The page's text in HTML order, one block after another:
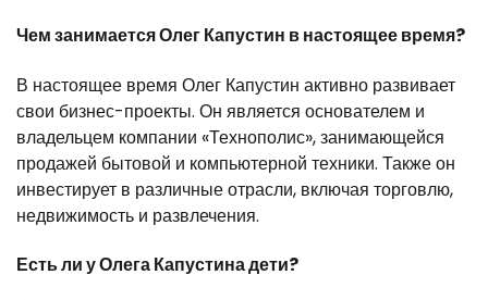
Чем занимается Олег Капустин в настоящее время?
В настоящее время Олег Капустин активно развивает
свои бизнес-проекты. Он является основателем и
владельцем компании «Технополис», занимающейся
продажей бытовой и компьютерной техники. Также он
инвестирует в различные отрасли, включая торговлю,
недвижимость и развлечения.
Есть ли у Олега Капустина дети?